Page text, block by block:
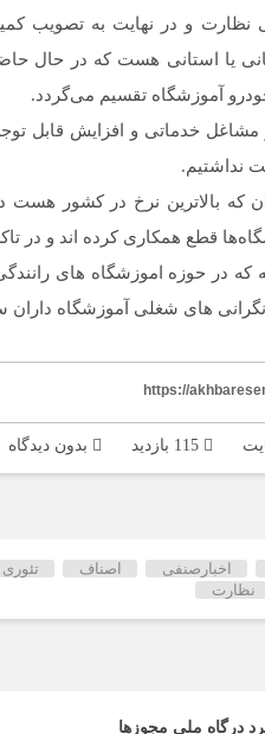
و در نهایت به تصویب
آموزشگاه تقسیم می‌گردد.
نداشتیم.
که بالاترین نرخ در کشور
قطع همکاری کرده اند و در
که در حوزه اموزشگاه های
های شغلی آموزشگاه داران
https://
بدون دیدگاه
اخبارصنفی اصناف تئوری
نظارت
درگاه ملی مجوزها